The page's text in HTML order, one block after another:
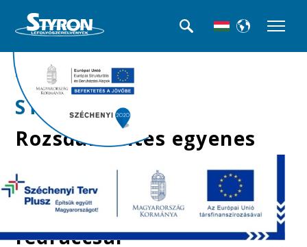
>>Beltéri folyókák
STY-RM-40-K
Rozsdamentes egyenes
zuhanyfolyóka, 400
mm-es KLASSZIK
rozsdmanetes
fedráccsal